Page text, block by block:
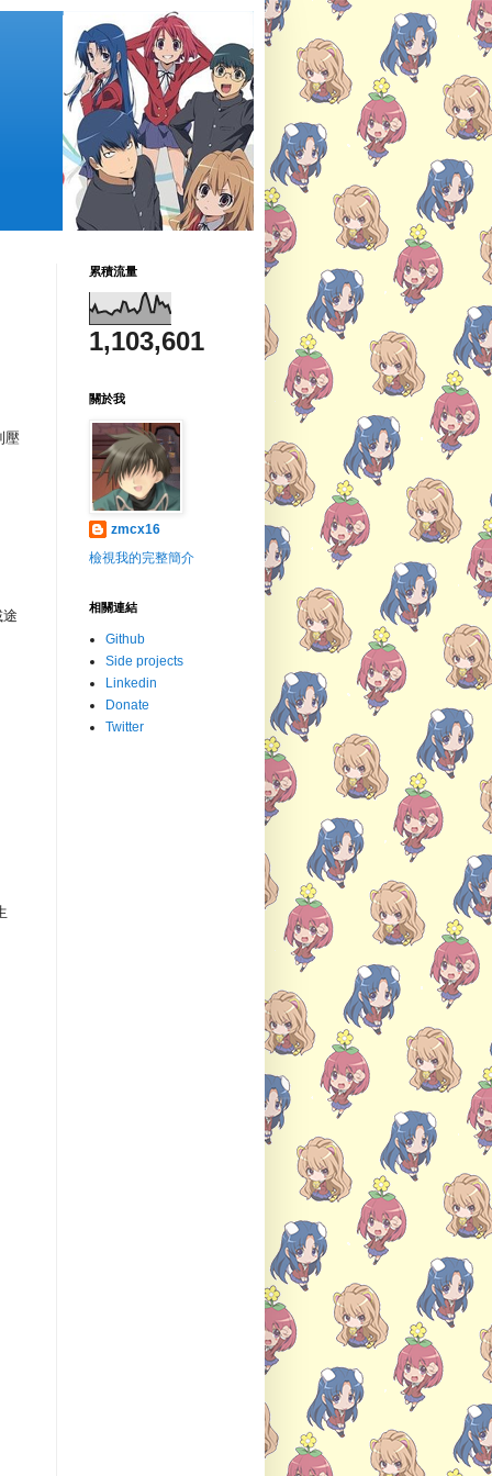
壓
累積流量
1,103,601
關於我
zmcx16
檢視我的完整簡介
相關連結
Github
Side projects
Linkedin
Donate
Twitter